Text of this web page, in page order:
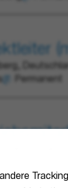
Permanent